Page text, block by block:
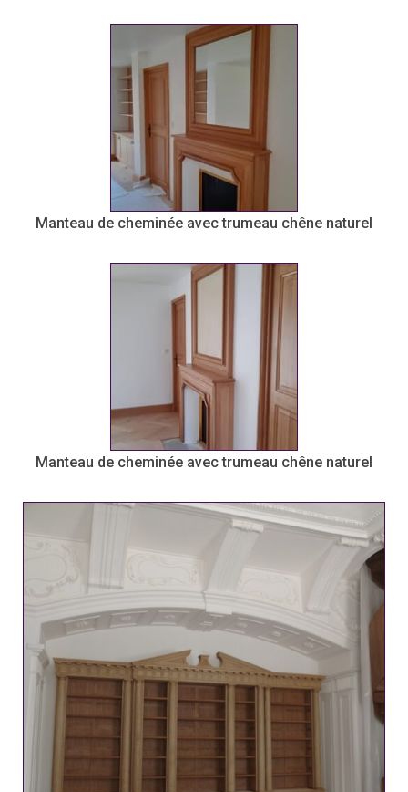
Manteau de cheminée avec trumeau chêne naturel
Manteau de cheminée avec trumeau chêne naturel